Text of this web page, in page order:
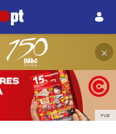
×
PUB